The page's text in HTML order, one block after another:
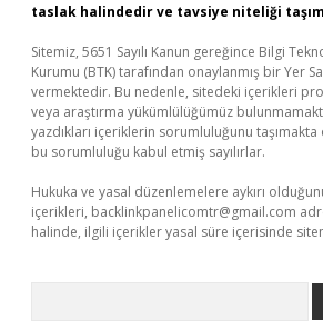
taslak halindedir ve tavsiye niteliği
Sitemiz, 5651 Sayılı Kanun gereğince Bilgi
Kurumu (BTK) tarafından onaylanmış bir Yer
vermektedir. Bu nedenle, sitedeki içerikleri
veya araştırma yükümlülüğümüz
yazdıkları içeriklerin sorumluluğunu
bu sorumluluğu kabul etmiş sayılırlar.
Hukuka ve yasal düzenlemelere aykırı
içerikleri, backlinkpanelicomtr@gmail.com
halinde, ilgili içerikler yasal süre içerisinde